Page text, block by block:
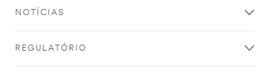
NOTÍCIAS
REGULATÓRIO